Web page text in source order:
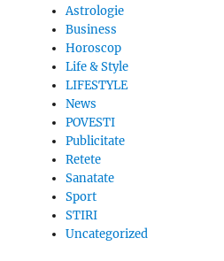
Astrologie
Business
Horoscop
Life & Style
LIFESTYLE
News
POVESTI
Publicitate
Retete
Sanatate
Sport
STIRI
Uncategorized